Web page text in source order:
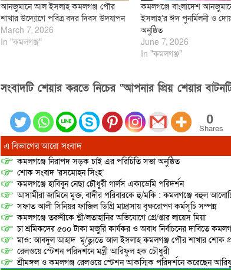
আনজুমানে আল ইসলাহ কমলগঞ্জ পৌর
শাখার উদ্যোগে পবিত্র বদর দিবস উদযাপন
March 7, 2026
In "কমলগঞ্জ"
কমলগঞ্জে বাংলাদেশ
ইসলাহ’র ঈদ পুনর্মিলনী ও
অনুষ্ঠিত
June 7, 2026
In "কমলগঞ্জ"
সংবাদটি শেয়ার করতে নিচের “আপনার প্রিয় শেয়ার
0
Shares
এ বিভাগের আরো সংবাদ
কমলগঞ্জে নিরাপদ সড়ক চাই এর পরিচিতি সভা অনুষ্ঠিত
শোক সংবাদ ‘রসমোহন সিংহ’
কমলগঞ্জে হাবিবুন নেছা চৌধুরী গার্লস একাডেমি পরিদর্শন
আসামীরা জামিনে মুক্ত, বাদীর পরিবারকে হু/মকি : কমলগঞ্জে বহুল
সফাত আলী সিনিয়র ফাজিল ডিগ্রি মাদ্রাসায় বৃক্ষরোপণ কর্মসূচি সম্পন্ন
কমলগঞ্জে তরুণীকে শ্লী/লতাহানির অভিযোগে গ্রে/প্তার লায়েস মিয়া
চা শ্রমিকদের ৫০০ টাকা মজুরি কার্যকর ও অবাধ নির্বাচনের দাবিতে
মাও: আবদুল আহাদ মৃ/ত্যুতে আল ইসলাহ কমলগঞ্জ পৌর শাখার শোক
রেলওয়ে স্টেশন পরিদর্শনে মন্ত্রী আরিফুল হক চৌধুরী
শ্রীমঙ্গল ও কমলগঞ্জ রেলওয়ে স্টেশন আকস্মিক পরিদর্শনে করেছেন